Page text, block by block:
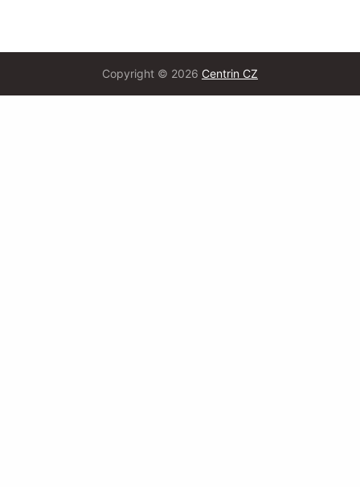
Copyright © 2026 Centrin CZ